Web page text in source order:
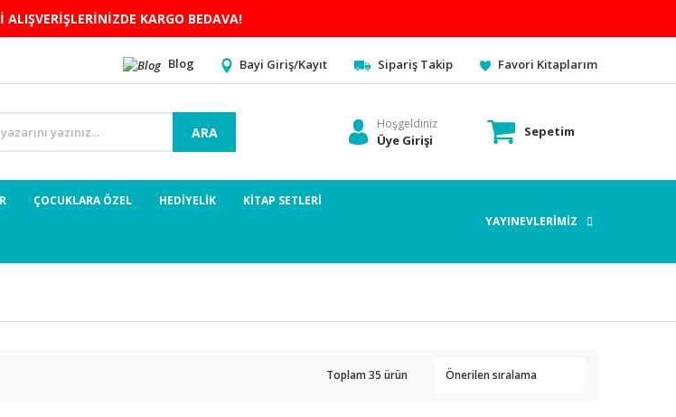
KARGO BEDAVA!
Blog Bayi Giriş/Kayıt Sipariş Takip Favori Kitaplarım
ARA
Hoşgeldiniz
Üye Girişi
Sepetim
ÇOCUKLARA ÖZEL HEDİYELİK KİTAP SETLERİ
YAYINEVLERİMİZ
Toplam 35 ürün